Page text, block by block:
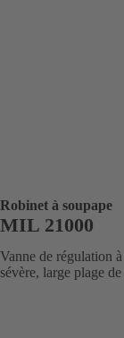
Robinet à soupape
MIL 21000
Vanne de régulation
sévère, large plage